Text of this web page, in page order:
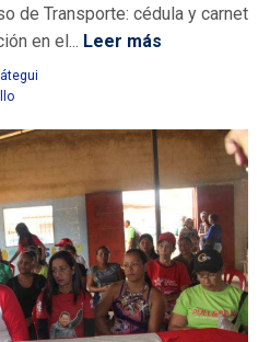
de Transporte: cédula y carnet
en el... Leer más